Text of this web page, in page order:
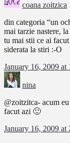
coana zoitzica
din categoria “un
mai tarzie nastere,
tu mai stii ce ai
siderata la stiri :-O
January 16, 2009 at
nina
@zoitzitca- acum
facut azi 🙂
January 16, 2009 at